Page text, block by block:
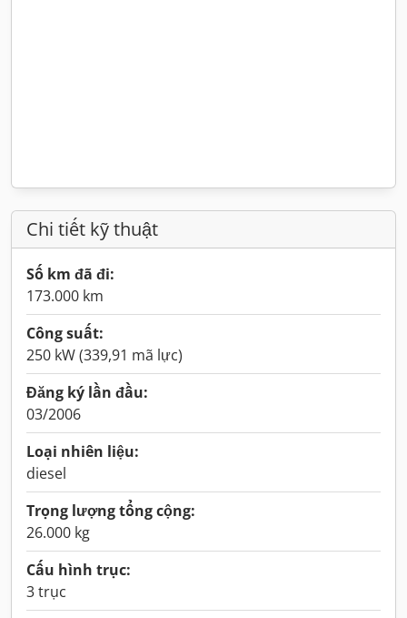
Chi tiết kỹ thuật
Số km đã đi:
173.000 km
Công suất:
250 kW (339,91 mã lực)
Đăng ký lần đầu:
03/2006
Loại nhiên liệu:
diesel
Trọng lượng tổng cộng:
26.000 kg
Cấu hình trục:
3 trục